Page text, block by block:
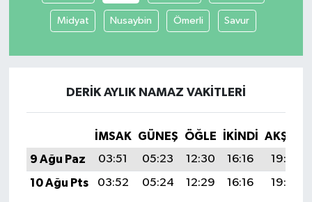
Midyat Nusaybin Ömerli Savur
DERIK AYLIK NAMAZ VAKITLERI
İMSAK GÜNEŞ ÖĞLE İKINDI
AKŞAM
9 Ağu Paz
03:51 05:23 12:30 16:16
19:26
10 Ağu Pts
03:52 05:24 12:29 16:16 19:25